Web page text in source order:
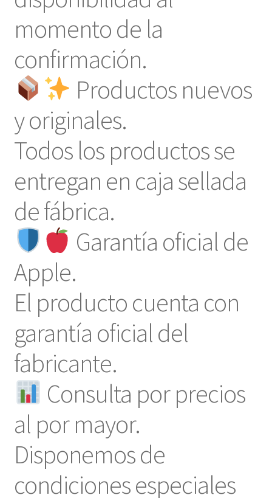
momento de la
confirmación.
Productos nuevos
y originales.
Todos los productos se
entregan en caja sellada
de fábrica.
Garantía oficial de
Apple.
El producto cuenta con
garantía oficial del
fabricante.
Consulta por precios
al por mayor.
Disponemos de
condiciones especiales